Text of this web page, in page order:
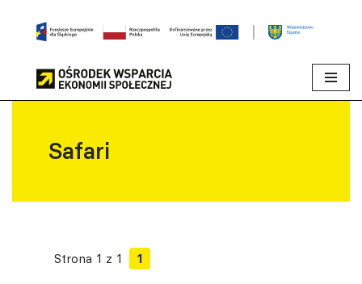
Przejdź
treści
Safari
Strona 1 z 1 1